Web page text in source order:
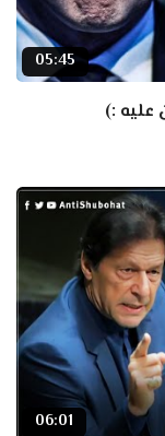
05:45
:)
06:01